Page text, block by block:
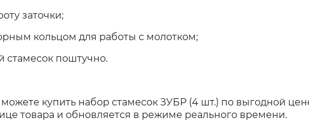
заточки;
кольцом для работы с молотком;
стамесок поштучно.
купить набор стамесок ЗУБР (4 шт.) по выгодной
товара и обновляется в режиме реального времени.